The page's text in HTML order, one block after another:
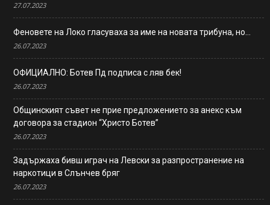
27.07.2023
Феновете на Локо гласуваха за име на новата трибуна, но…
26.07.2023
ОФИЦИАЛНО: Ботев Пд подписа с ляв бек!
26.07.2023
Общинският съвет не прие предложението за анекс към
договора за стадион “Христо Ботев”
26.07.2023
Задържаха бивш играч на Левски за разпространение на
наркотици в Слънчев бряг
26.07.2023